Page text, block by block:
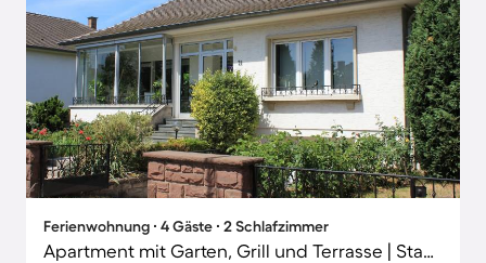
Ferienwohnung ∙ 4 Gäste ∙ 2 Schlafzimmer
Apartment mit Garten, Grill und Terrasse | Stadtblick | Nah am Strand